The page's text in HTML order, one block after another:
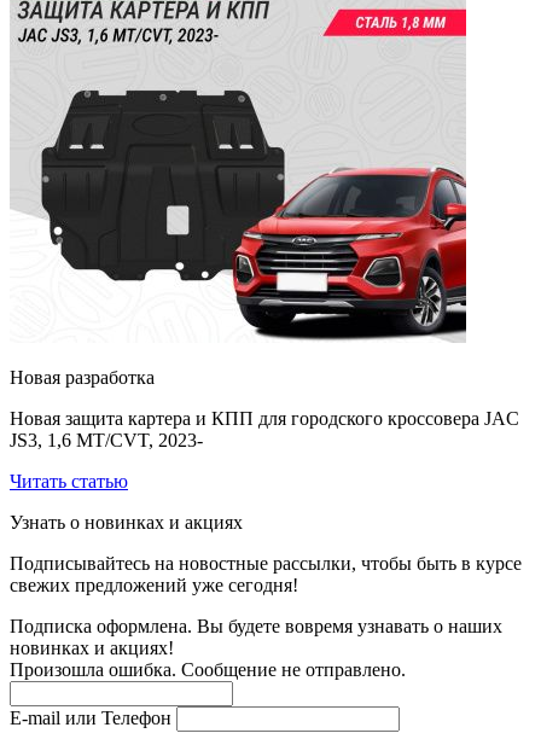
Новая разработка
Новая защита картера и КПП для городского кроссовера JAC
JS3, 1,6 MT/CVT, 2023-
Читать статью
Узнать о новинках и акциях
Подписывайтесь на новостные рассылки, чтобы быть в курсе
свежих предложений уже сегодня!
Подписка оформлена. Вы будете вовремя узнавать о наших
новинках и акциях!
Произошла ошибка. Сообщение не отправлено.
E-mail или Телефон